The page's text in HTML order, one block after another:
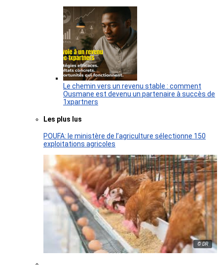
Le chemin vers un revenu stable : comment
Ousmane est devenu un partenaire à succès de
1xpartners
Les plus lus
POUFA: le ministère de l’agriculture sélectionne 150
exploitations agricoles
© DR